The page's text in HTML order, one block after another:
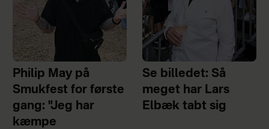
Philip May på
Smukfest for første
gang: "Jeg har
kæmpe
Se billedet: Så
meget har Lars
Elbæk tabt sig